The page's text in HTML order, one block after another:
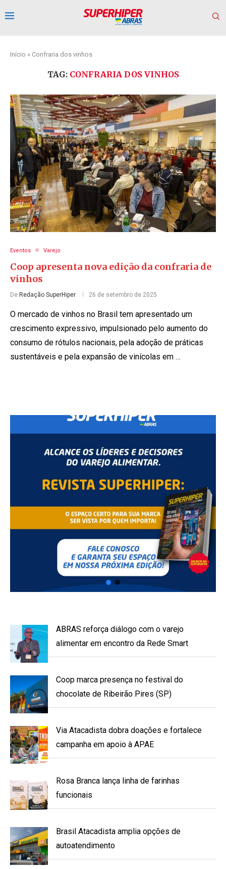
Início » Confraria dos vinhos
TAG: CONFRARIA DOS VINHOS
Eventos Varejo
Coop apresenta nova edição da confraria de
vinhos
De Redação SuperHiper 26 de setembro de 2025
O mercado de vinhos no Brasil tem apresentado um
crescimento expressivo, impulsionado pelo aumento do
consumo de rótulos nacionais, pela adoção de práticas
sustentáveis e pela expansão de vinícolas em …
ABRAS reforça diálogo com o varejo
alimentar em encontro da Rede Smart
Coop marca presença no festival do
chocolate de Ribeirão Pires (SP)
Via Atacadista dobra doações e fortalece
campanha em apoio à APAE
Rosa Branca lança linha de farinhas
funcionais
Brasil Atacadista amplia opções de
autoatendimento